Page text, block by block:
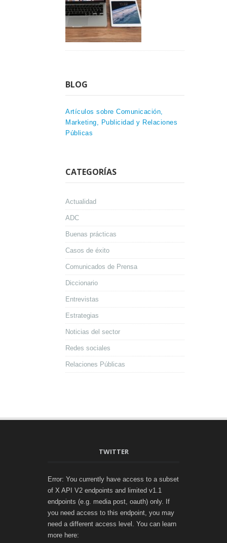
BLOG
Artículos sobre Comunicación,
Marketing, Publicidad y Relaciones
Públicas
CATEGORÍAS
Actualidad
ADC
Buenas prácticas
Casos de éxito
Comunicados de Prensa
Diccionario
Entrevistas
Estrategias
Noticias del sector
Redes sociales
Relaciones Públicas
TWITTER
Error: You currently have access to a subset
of X API V2 endpoints and limited v1.1
endpoints (e.g. media post, oauth) only. If
you need access to this endpoint, you may
need a different access level. You can learn
more here: